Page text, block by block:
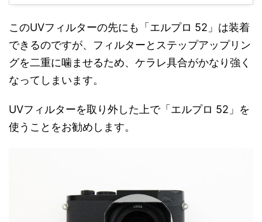
このUVフィルターの先にも「エルプロ 52」は装着
できるのですが、フィルターとステップアップリン
グを二重に噛ませるため、ケラレ具合がかなり強く
なってしまいます。
UVフィルターを取り外した上で「エルプロ 52」を
使うことをお勧めします。